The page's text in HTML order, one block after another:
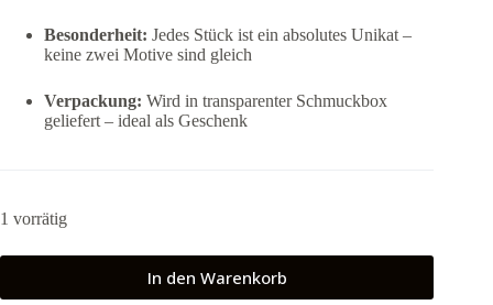
Besonderheit: Jedes Stück ist ein absolutes Unikat –
keine zwei Motive sind gleich
Verpackung: Wird in transparenter Schmuckbox
geliefert – ideal als Geschenk
1 vorrätig
In den Warenkorb